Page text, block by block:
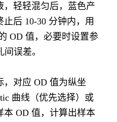
，轻轻混匀后，蓝色产
后 10-30 分钟内，用
OD 值，必要时设置参
误差。
，对应 OD 值为纵坐
曲线（优先选择）或
本 OD 值，计算出样本